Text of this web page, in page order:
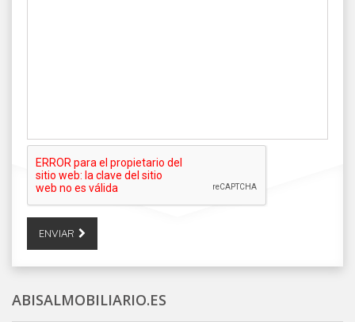
ENVIAR
ABISALMOBILIARIO.ES